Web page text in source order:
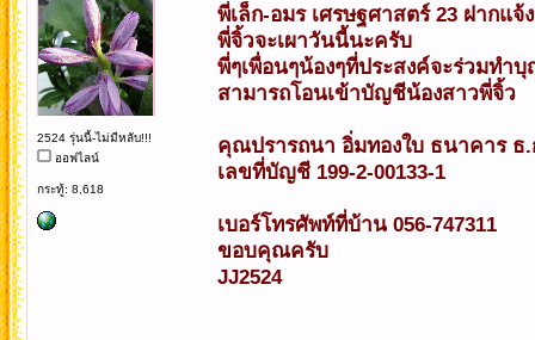
2524 รุ่นนี้-ไม่มีหลับ!!!
ออฟไลน์
กระทู้: 8,618
พี่เล็ก-อมร เศรษฐศาสตร์ 23 ฝากแจ้
พี่จิ้วจะเผาวันนี้นะครับ
พี่ๆเพื่อนๆน้องๆที่ประสงค์จะร่วมทำ
สามารถโอนเข้าบัญชีน้องสาวพี่จิ้ว
คุณปรารถนา อิ่มทองใบ ธนาคาร ธ.
เลขที่บัญชี 199-2-00133-1
เบอร์โทรศัพท์ที่บ้าน 056-747311
ขอบคุณครับ
JJ2524